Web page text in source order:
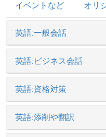
イベントなど オリ
英語:一般会話
英語:ビジネス会話
英語:資格対策
英語:添削や翻訳